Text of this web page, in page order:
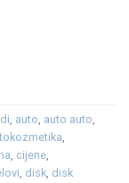
, auto, auto auto,
,
, cijene,
, disk, disk